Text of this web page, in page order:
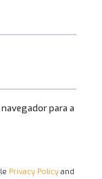
para a
Privacy Policy and